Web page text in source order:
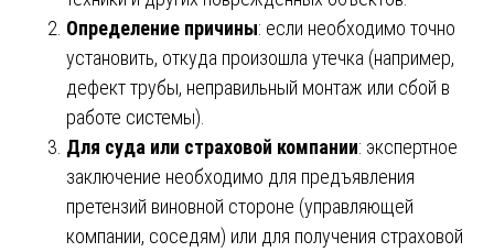
Определение причины: если необходимо точно
установить, откуда произошла утечка (например,
дефект трубы, неправильный монтаж или сбой в
работе системы).
Для суда или страховой компании: экспертное
заключение необходимо для предъявления
претензий виновной стороне (управляющей
компании, соседям) или для получения страховой